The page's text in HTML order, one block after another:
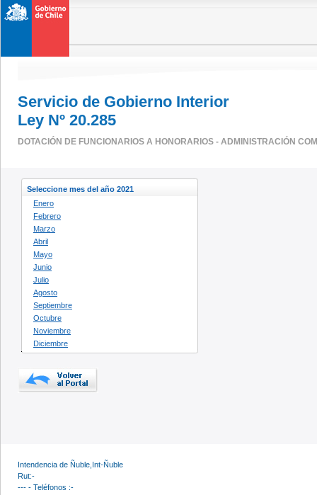
Servicio de Gobierno Interior
Ley Nº 20.285
DOTACIÓN DE FUNCIONARIOS A HONORARIOS - ADMINISTRACIÓN
Seleccione mes del año 2021
Enero
Febrero
Marzo
Abril
Mayo
Junio
Julio
Agosto
Septiembre
Octubre
Noviembre
Diciembre
Intendencia de Ñuble,Int-Ñuble
Rut:-
--- - Teléfonos :-